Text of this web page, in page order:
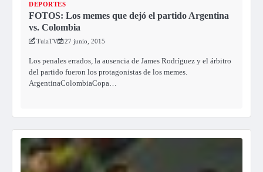
DEPORTES
FOTOS: Los memes que dejó el partido Argentina
vs. Colombia
TulaTV 27 junio, 2015
Los penales errados, la ausencia de James Rodríguez y el árbitro
del partido fueron los protagonistas de los memes.
ArgentinaColombiaCopa…